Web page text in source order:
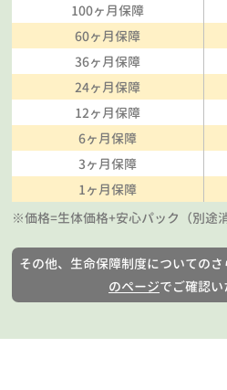
100ヶ月保障
60ヶ月保障
36ヶ月保障
24ヶ月保障
12ヶ月保障
6ヶ月保障
3ヶ月保障
1ヶ月保障
※価格=生体価格+安心パック（別途
その他、生命保障制度についてのさ
のページでご確認い